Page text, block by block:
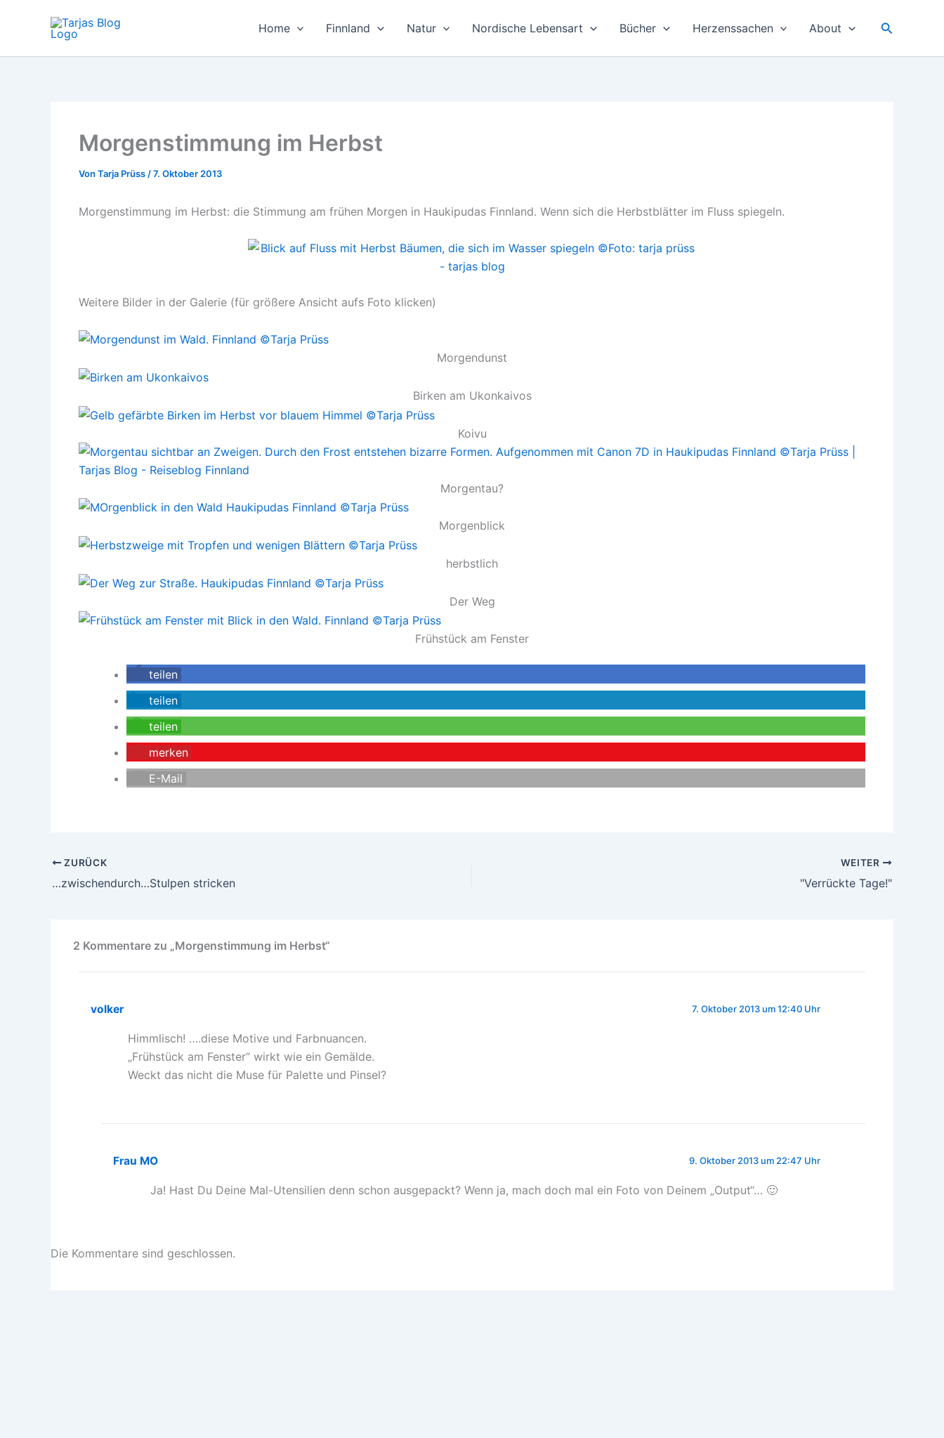
Home Finnland Natur Nordische Lebensart Bücher Herzenssachen About Suchen
Morgenstimmung im Herbst
Von Tarja Prüss /7. Oktober 2013
Morgenstimmung im Herbst: die Stimmung am frühen Morgen in Haukipudas Finnland. Wenn sich die Herbstblätter im Fluss spiegeln.
Weitere Bilder in der Galerie (für größere Ansicht aufs Foto klicken)
Morgendunst
Birken am Ukonkaivos
Koivu
Morgentau?
Morgenblick
herbstlich
Der Weg
Frühstück am Fenster
teilen
teilen
teilen
merken
E-Mail
ZURÜCK
…zwischendurch…Stulpen stricken
WEITER
"Verrückte Tage!"
2 Kommentare zu „Morgenstimmung im Herbst“
volker 7. Oktober 2013 um 12:40 Uhr
Himmlisch! ….diese Motive und Farbnuancen.
„Frühstück am Fenster“ wirkt wie ein Gemälde.
Weckt das nicht die Muse für Palette und Pinsel?
Frau MO 9. Oktober 2013 um 22:47 Uhr
Ja! Hast Du Deine Mal-Utensilien denn schon ausgepackt? Wenn ja, mach doch mal ein Foto von Deinem „Output“… 🙂
Die Kommentare sind geschlossen.